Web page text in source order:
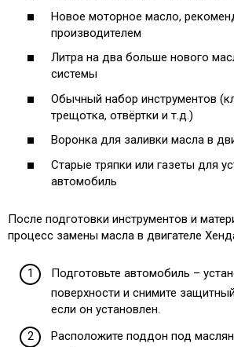
Новое моторное масло,
производителем
Литра на два больше нового
системы
Обычный набор инструментов
трещотка, отвёртки и т.д.)
Воронка для заливки масла в
Старые тряпки или газеты для
автомобиль
После подготовки инструментов и
процесс замены масла в двигателе
Подготовьте автомобиль –
поверхности и снимите
если он установлен.
Расположите поддон под